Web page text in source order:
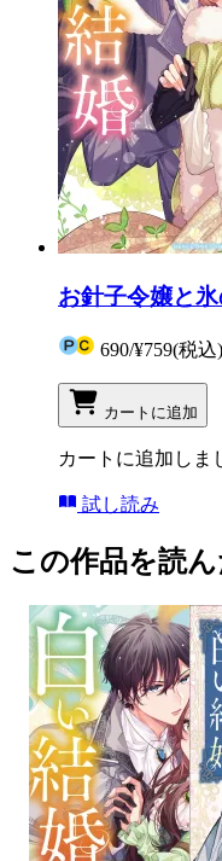
お針子令嬢と
690/¥759(税込)
カートに追加
カートに追加しま
試し読み
この作品を読